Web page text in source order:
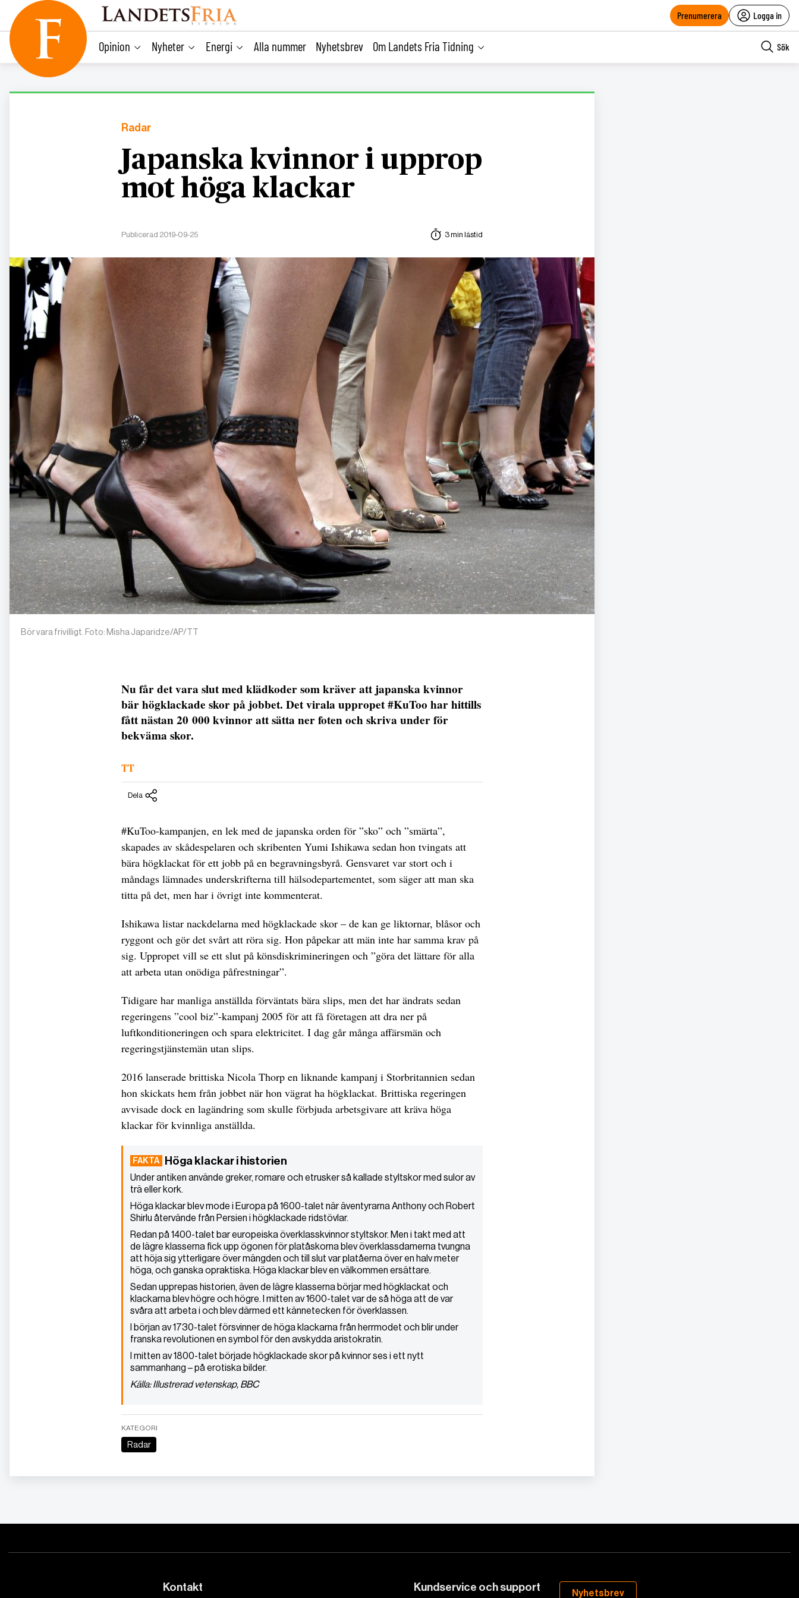
content
Prenumerera Logga in
Opinion Nyheter Energi Alla nummer Nyhetsbrev Om Landets Fria Tidning Sök
Radar
Japanska kvinnor i upprop
mot höga klackar
Publicerad 2019-09-25 3 min lästid
Bör vara frivilligt. Foto: Misha Japaridze/AP/TT
Nu får det vara slut med klädkoder som kräver att japanska kvinnor
bär högklackade skor på jobbet. Det virala uppropet #KuToo har hittills
fått nästan 20 000 kvinnor att sätta ner foten och skriva under för
bekväma skor.
TT
Dela
#KuToo-kampanjen, en lek med de japanska orden för ”sko” och ”smärta”,
skapades av skådespelaren och skribenten Yumi Ishikawa sedan hon tvingats att
bära högklackat för ett jobb på en begravningsbyrå. Gensvaret var stort och i
måndags lämnades underskrifterna till hälsodepartementet, som säger att man ska
titta på det, men har i övrigt inte kommenterat.
Ishikawa listar nackdelarna med högklackade skor – de kan ge liktornar, blåsor och
ryggont och gör det svårt att röra sig. Hon påpekar att män inte har samma krav på
sig. Uppropet vill se ett slut på könsdiskrimineringen och ”göra det lättare för alla
att arbeta utan onödiga påfrestningar”.
Tidigare har manliga anställda förväntats bära slips, men det har ändrats sedan
regeringens ”cool biz”-kampanj 2005 för att få företagen att dra ner på
luftkonditioneringen och spara elektricitet. I dag går många affärsmän och
regeringstjänstemän utan slips.
2016 lanserade brittiska Nicola Thorp en liknande kampanj i Storbritannien sedan
hon skickats hem från jobbet när hon vägrat ha högklackat. Brittiska regeringen
avvisade dock en lagändring som skulle förbjuda arbetsgivare att kräva höga
klackar för kvinnliga anställda.
Höga klackar i historien
Under antiken använde greker, romare och etrusker så kallade styltskor med sulor av
trä eller kork.
Höga klackar blev mode i Europa på 1600-talet när äventyrarna Anthony och Robert
Shirlu återvände från Persien i högklackade ridstövlar.
Redan på 1400-talet bar europeiska överklasskvinnor styltskor. Men i takt med att
de lägre klasserna fick upp ögonen för platåskorna blev överklassdamerna tvungna
att höja sig ytterligare över mängden och till slut var platåerna över en halv meter
höga, och ganska opraktiska. Höga klackar blev en välkommen ersättare.
Sedan upprepas historien, även de lägre klasserna börjar med högklackat och
klackarna blev högre och högre. I mitten av 1600-talet var de så höga att de var
svåra att arbeta i och blev därmed ett kännetecken för överklassen.
I början av 1730-talet försvinner de höga klackarna från herrmodet och blir under
franska revolutionen en symbol för den avskydda aristokratin.
I mitten av 1800-talet började högklackade skor på kvinnor ses i ett nytt
sammanhang – på erotiska bilder.
Källa: Illustrerad vetenskap, BBC
KATEGORI
Radar
Kontakt Kundservice och support Nyhetsbrev